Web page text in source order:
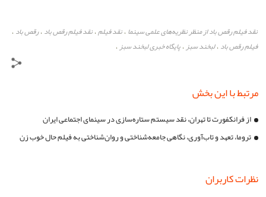
نقد فیلم رقص باد از منظر نظریه‌های علمی سینما ،نقد فیلم،نقد فیلم رقص باد ،رقص باد ،
فیلم رقص باد ،لبخند سبز،پایگاه خبری لبخند سبز،
مرتبط با این بخش
از فرانکفورت تا تهران، نقد سیستم ستاره‌سازی در سینمای اجتماعی ایران
تروما، تعهد و تاب‌آوری، نگاهی جامعه‌شناختی و روان‌شناختی به فیلم حال خوب زن
نظرات کاربران